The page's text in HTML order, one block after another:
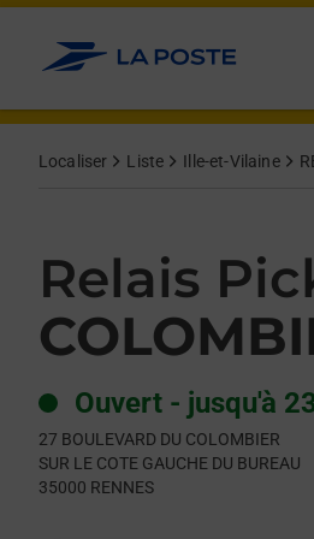
Allez au contenu
Localiser Liste Ille-et-Vilaine
Relais
Ouvert - jusqu'à
27 BOULEVARD DU COLOMBIER
SUR LE COTE GAUCHE DU BUREAU
35000 RENNES
Day of the WeekHours
Get directions to Relais Pickup at 27
lien s'ouvre dans un nouvel onglet